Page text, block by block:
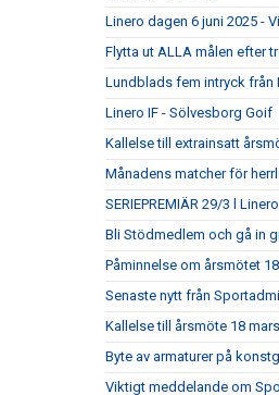
Linero dagen 6 juni 2025 -
Flytta ut ALLA målen efter
Lundblads fem intryck från
Linero IF - Sölvesborg Goif
Kallelse till extrainsatt
Månadens matcher för
SERIEPREMIÄR 29/3 l
Bli Stödmedlem och gå in
Påminnelse om årsmötet
Senaste nytt från
Kallelse till årsmöte 18 mars
Byte av armaturer på
Viktigt meddelande om